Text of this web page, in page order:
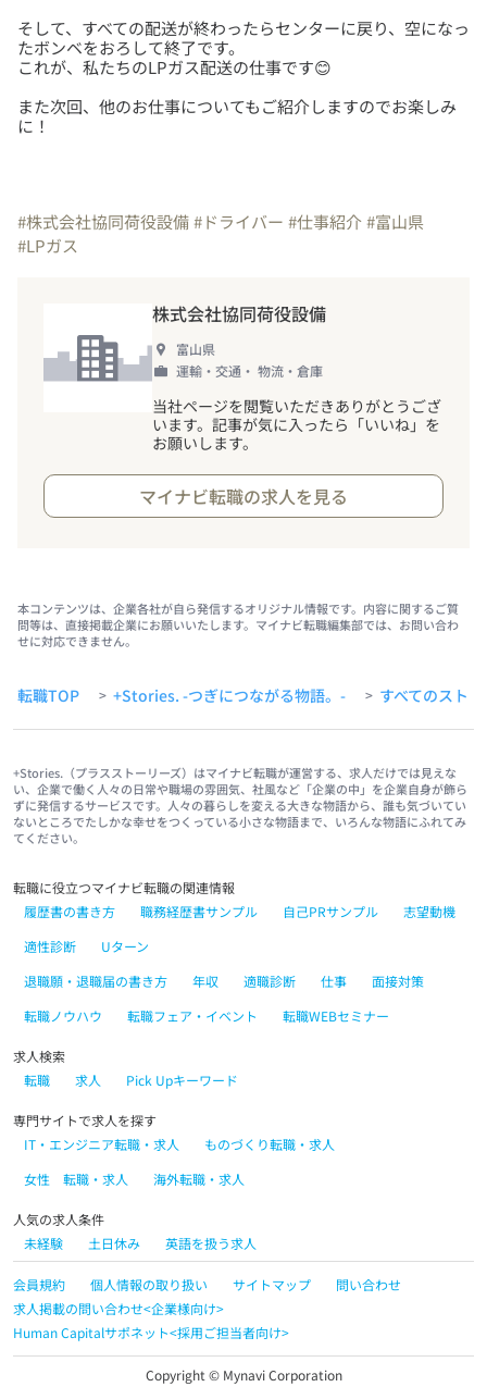
そして、すべての配送が終わったらセンターに戻り、空になっ
たボンベをおろして終了です。
また次回、他のお仕事についてもご紹介しますのでお楽しみ
に！
#株式会社協同荷役設備#ドライバー #仕事紹介#富山県
#LPガス
株式会社協同荷役設備
富山県
運輸・交通・ 物流・倉庫
当社ページを閲覧いただきありがとうござ
います。記事が気に入ったら「いいね」を
お願いします。
マイナビ転職の求人を見る
本コンテンツは、企業各社が自ら発信するオリジナル情報です。内容に関するご質
問等は、直接掲載企業にお願いいたします。マイナビ転職編集部では、お問い合わ
せに対応できません。
転職TOP > +Stories. -つぎにつながる物語。- > すべてのスト
+Stories.（プラスストーリーズ）はマイナビ転職が運営する、求人だけでは見えな
い、企業で働く人々の日常や職場の雰囲気、社風など「企業の中」を企業自身が飾ら
ずに発信するサービスです。人々の暮らしを変える大きな物語から、誰も気づいてい
ないところでたしかな幸せをつくっている小さな物語まで、いろんな物語にふれてみ
てください。
転職に役立つマイナビ転職の関連情報
履歴書の書き方
職務経歴書サンプル 自己PRサンプル
志望動機
適性診断
Uターン
退職願・退職届の書き方
年収 適職診断 仕事
面接対策
転職ノウハウ
転職フェア・イベント 転職WEBセミナー
求人検索
転職
求人 Pick Upキーワード
専門サイトで求人を探す
IT・エンジニア転職・求人
ものづくり転職・求人
女性 転職・求人
海外転職・求人
人気の求人条件
未経験
土日休み 英語を扱う求人
会員規約 個人情報の取り扱い サイトマップ
問い合わせ
求人掲載の問い合わせ<企業様向け>
Human Capitalサポネット<採用ご担当者向け>
Copyright © Mynavi Corporation